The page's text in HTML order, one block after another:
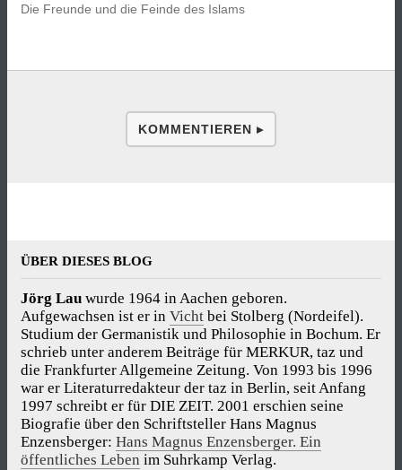
Die Freunde und die Feinde des Islams
KOMMENTIEREN ▸
ÜBER DIESES BLOG
Jörg Lau wurde 1964 in Aachen geboren.
Aufgewachsen ist er in Vicht bei Stolberg (Nordeifel).
Studium der Germanistik und Philosophie in Bochum. Er
schrieb unter anderem Beiträge für MERKUR, taz und
die Frankfurter Allgemeine Zeitung. Von 1993 bis 1996
war er Literaturredakteur der taz in Berlin, seit Anfang
1997 schreibt er für DIE ZEIT. 2001 erschien seine
Biografie über den Schriftsteller Hans Magnus
Enzensberger: Hans Magnus Enzensberger. Ein
öffentliches Leben im Suhrkamp Verlag.